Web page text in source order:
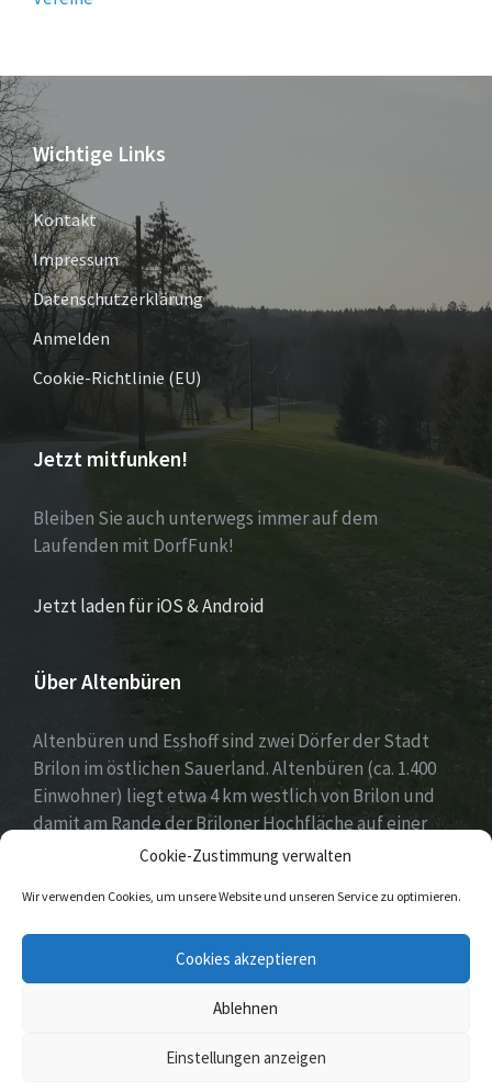
Cookie-Zustimmung verwalten
Wir verwenden Cookies, um unsere Website und unseren Service zu optimieren.
Cookies akzeptieren
Ablehnen
Einstellungen anzeigen
Wichtige Links
Kontakt
Impressum
Datenschutzerklärung
Anmelden
Cookie-Richtlinie (EU)
Jetzt mitfunken!
Bleiben Sie auch unterwegs immer auf dem
Laufenden mit DorfFunk!
Jetzt laden für iOS & Android
Über Altenbüren
Altenbüren und Esshoff sind zwei Dörfer der Stadt
Brilon im östlichen Sauerland. Altenbüren (ca. 1.400
Einwohner) liegt etwa 4 km westlich von Brilon und
damit am Rande der Briloner Hochfläche auf einer
Höhe von etwa 464 m ü. NN. Esshoff (ca. 80 Einwohner)
Stadt Brilon und liegt 3 km nordwestlich von
Altenbüren. Beide Dörfer zeichnen sich durch ein sehr
reges Vereinsleben aus.